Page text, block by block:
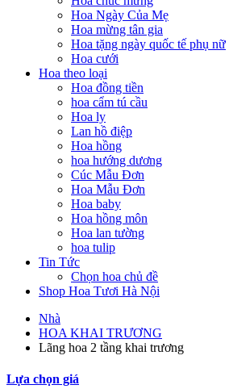
Hoa Ngày Của Mẹ
Hoa mừng tân gia
Hoa tặng ngày quốc tế phụ nữ
Hoa cưới
Hoa theo loại
Hoa đồng tiền
hoa cẩm tú cầu
Hoa ly
Lan hồ điệp
Hoa hồng
hoa hướng dương
Cúc Mẫu Đơn
Hoa Mẫu Đơn
Hoa baby
Hoa hồng môn
Hoa lan tường
hoa tulip
Tin Tức
Chọn hoa chủ đề
Shop Hoa Tươi Hà Nội
Nhà
HOA KHAI TRƯƠNG
Lãng hoa 2 tầng khai trương
Lựa chọn giá